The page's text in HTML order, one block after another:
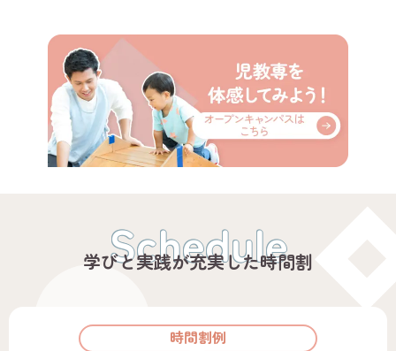
Schedule
学びと実践が充実した時間割
時間割例